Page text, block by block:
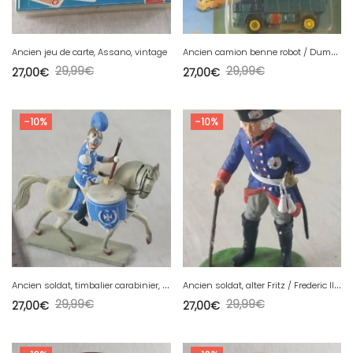
Ancien jeu de carte, Assano, vintage
29,99€
27,00€
A
ncien camion benne robot / Dump Truck, Dynabot, MC Toy, vintage
29,99€
27,00€
-10%
A
ncien soldat, timbalier carabinier, 1811, en plastique peint, Starlux Empire
29,99€
27,00€
-10%
A
ncien soldat, alter Fritz / Frederic II, en plastique peint, Elastolin
29,99€
27,00€